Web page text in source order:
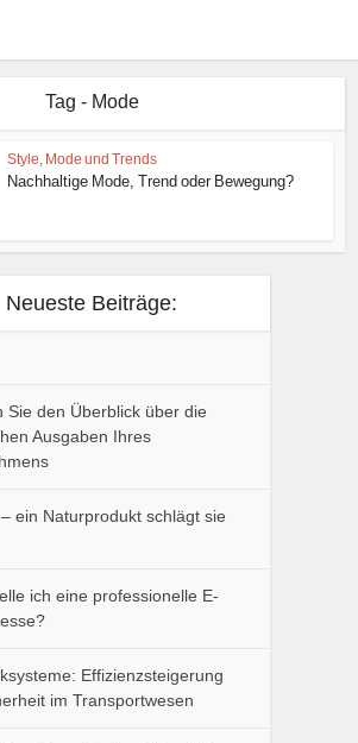
Tag - Mode
Style, Mode und Trends
Nachhaltige Mode, Trend oder Bewegung?
Neueste Beiträge:
Sie den Überblick über die
Ausgaben Ihres
ein Naturprodukt schlägt sie
ich eine professionelle E-
Effizienzsteigerung
im Transportwesen